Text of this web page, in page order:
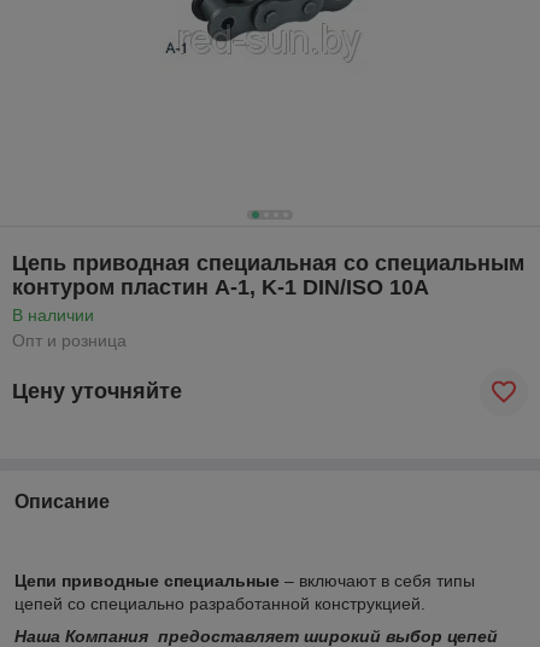
Цепь приводная специальная со специальным
контуром пластин A-1, K-1 DIN/ISO 10А
В наличии
Опт и розница
Цену уточняйте
Описание
Цепи приводные специальные – включают в себя типы
цепей со специально разработанной конструкцией.
Наша Компания предоставляет широкий выбор цепей